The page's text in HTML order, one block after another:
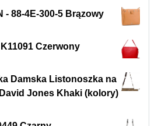
- 88-4E-300-5 Brązowy
Czerwony
Damska Listonoszka na
Jones Khaki (kolory)